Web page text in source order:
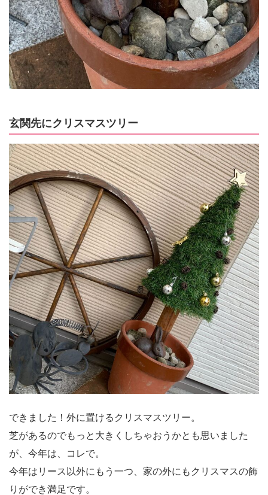
玄関先にクリスマスツリー
できました！外に置けるクリスマスツリー。
芝があるのでもっと大きくしちゃおうかとも思いました
が、今年は、コレで。
今年はリース以外にもう一つ、家の外にもクリスマスの飾
りができ満足です。